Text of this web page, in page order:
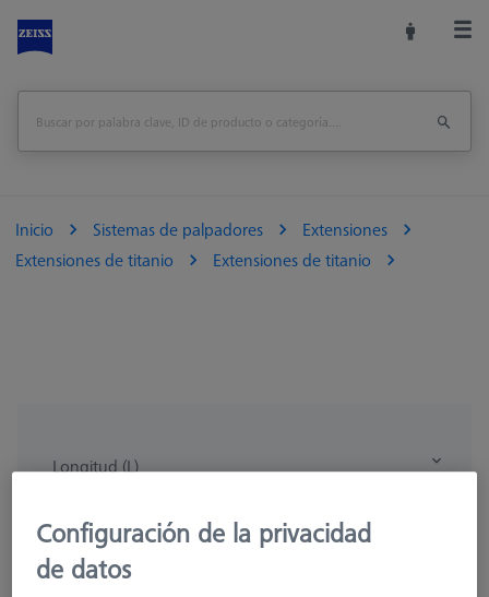
Inicio Sistemas de palpadores
Extensiones
Extensiones de titanio
Extensiones de titanio
Longitud (L)
Configuración de la privacidad
de datos